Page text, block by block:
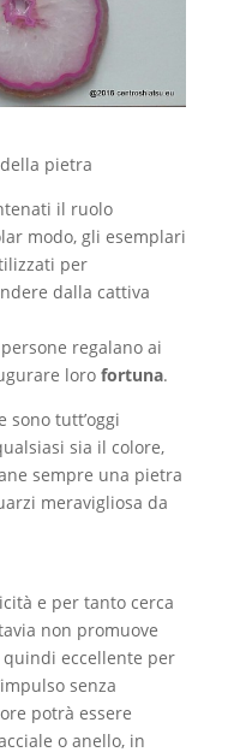
pietra
il ruolo
modo, gli esemplari
per
dalla cattiva
regalano ai
loro fortuna.
sono tutt’oggi
sia il colore,
sempre una pietra
meravigliosa da
e per tanto cerca
non promuove
quindi eccellente per
senza
potrà essere
o anello, in